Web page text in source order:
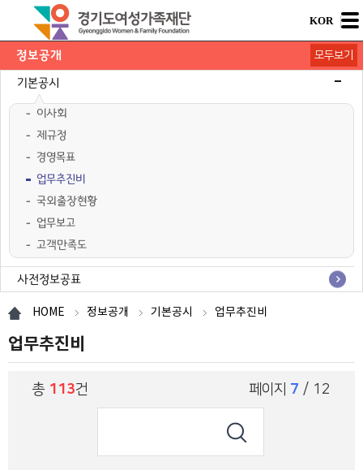
KOR
정보공개
기본공시
이사회
제규정
경영목표
업무추진비
국외출장현황
업무보고
고객만족도
경영공시
계약정보
사전정보공표
행정정보공개
공공데이터공개
모두보기
HOME 정보공개 기본공시 업무추진비
업무추진비
총 113건 페이지 7 / 12